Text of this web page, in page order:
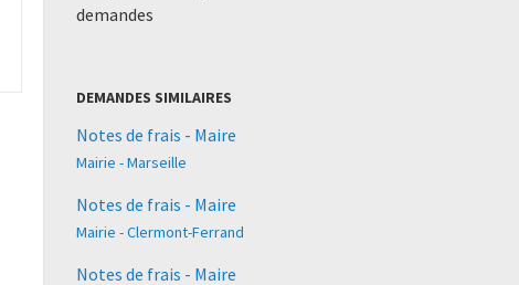
demandes
DEMANDES SIMILAIRES
Notes de frais - Maire
Mairie - Marseille
Notes de frais - Maire
Mairie - Clermont-Ferrand
Notes de frais - Maire